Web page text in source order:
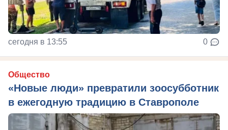
сегодня в 13:55 0
Общество
«Новые люди» превратили зоосубботник
в ежегодную традицию в Ставрополе